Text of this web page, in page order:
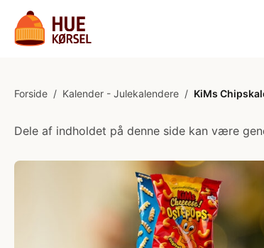
Forside / Kalender - Julekalendere / KiMs
Dele af indholdet på denne side kan være